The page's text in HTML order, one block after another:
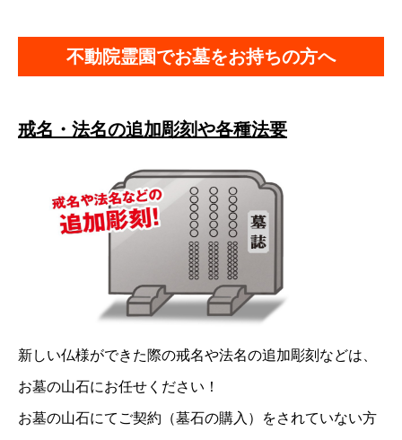
不動院霊園でお墓をお持ちの方へ
戒名・法名の追加彫刻や各種法要
新しい仏様ができた際の戒名や法名の追加彫刻などは、
お墓の山石にお任せください！
お墓の山石にてご契約（墓石の購入）をされていない方